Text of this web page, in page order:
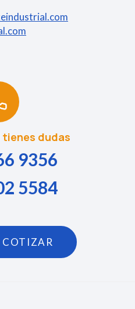
tienes dudas
9356
5584
COTIZAR